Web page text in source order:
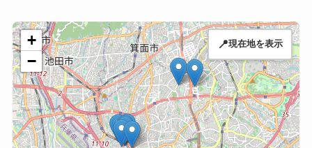
+
−
📍現在地を表示